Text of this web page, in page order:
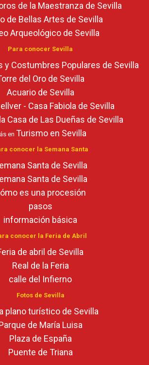
de la Maestranza de Sevilla
de Bellas Artes de Sevilla
Arqueológico de Sevilla
Para conocer Sevilla
y Costumbres Populares de Sevilla
del Oro de Sevilla
Acuario de Sevilla
- Casa Fabiola de Sevilla
Casa de Las Dueñas de Sevilla
en Turismo en Sevilla
conocer la Semana Santa
Santa de Sevilla
Santa de Sevilla
es una procesión
pasos
información básica
conocer la Feria de Abril
de abril de Sevilla
Real de la Feria
calle del Infierno
Fotos de Sevilla
plano turístico de Sevilla
de María Luisa
Plaza de España
Puente de Triana